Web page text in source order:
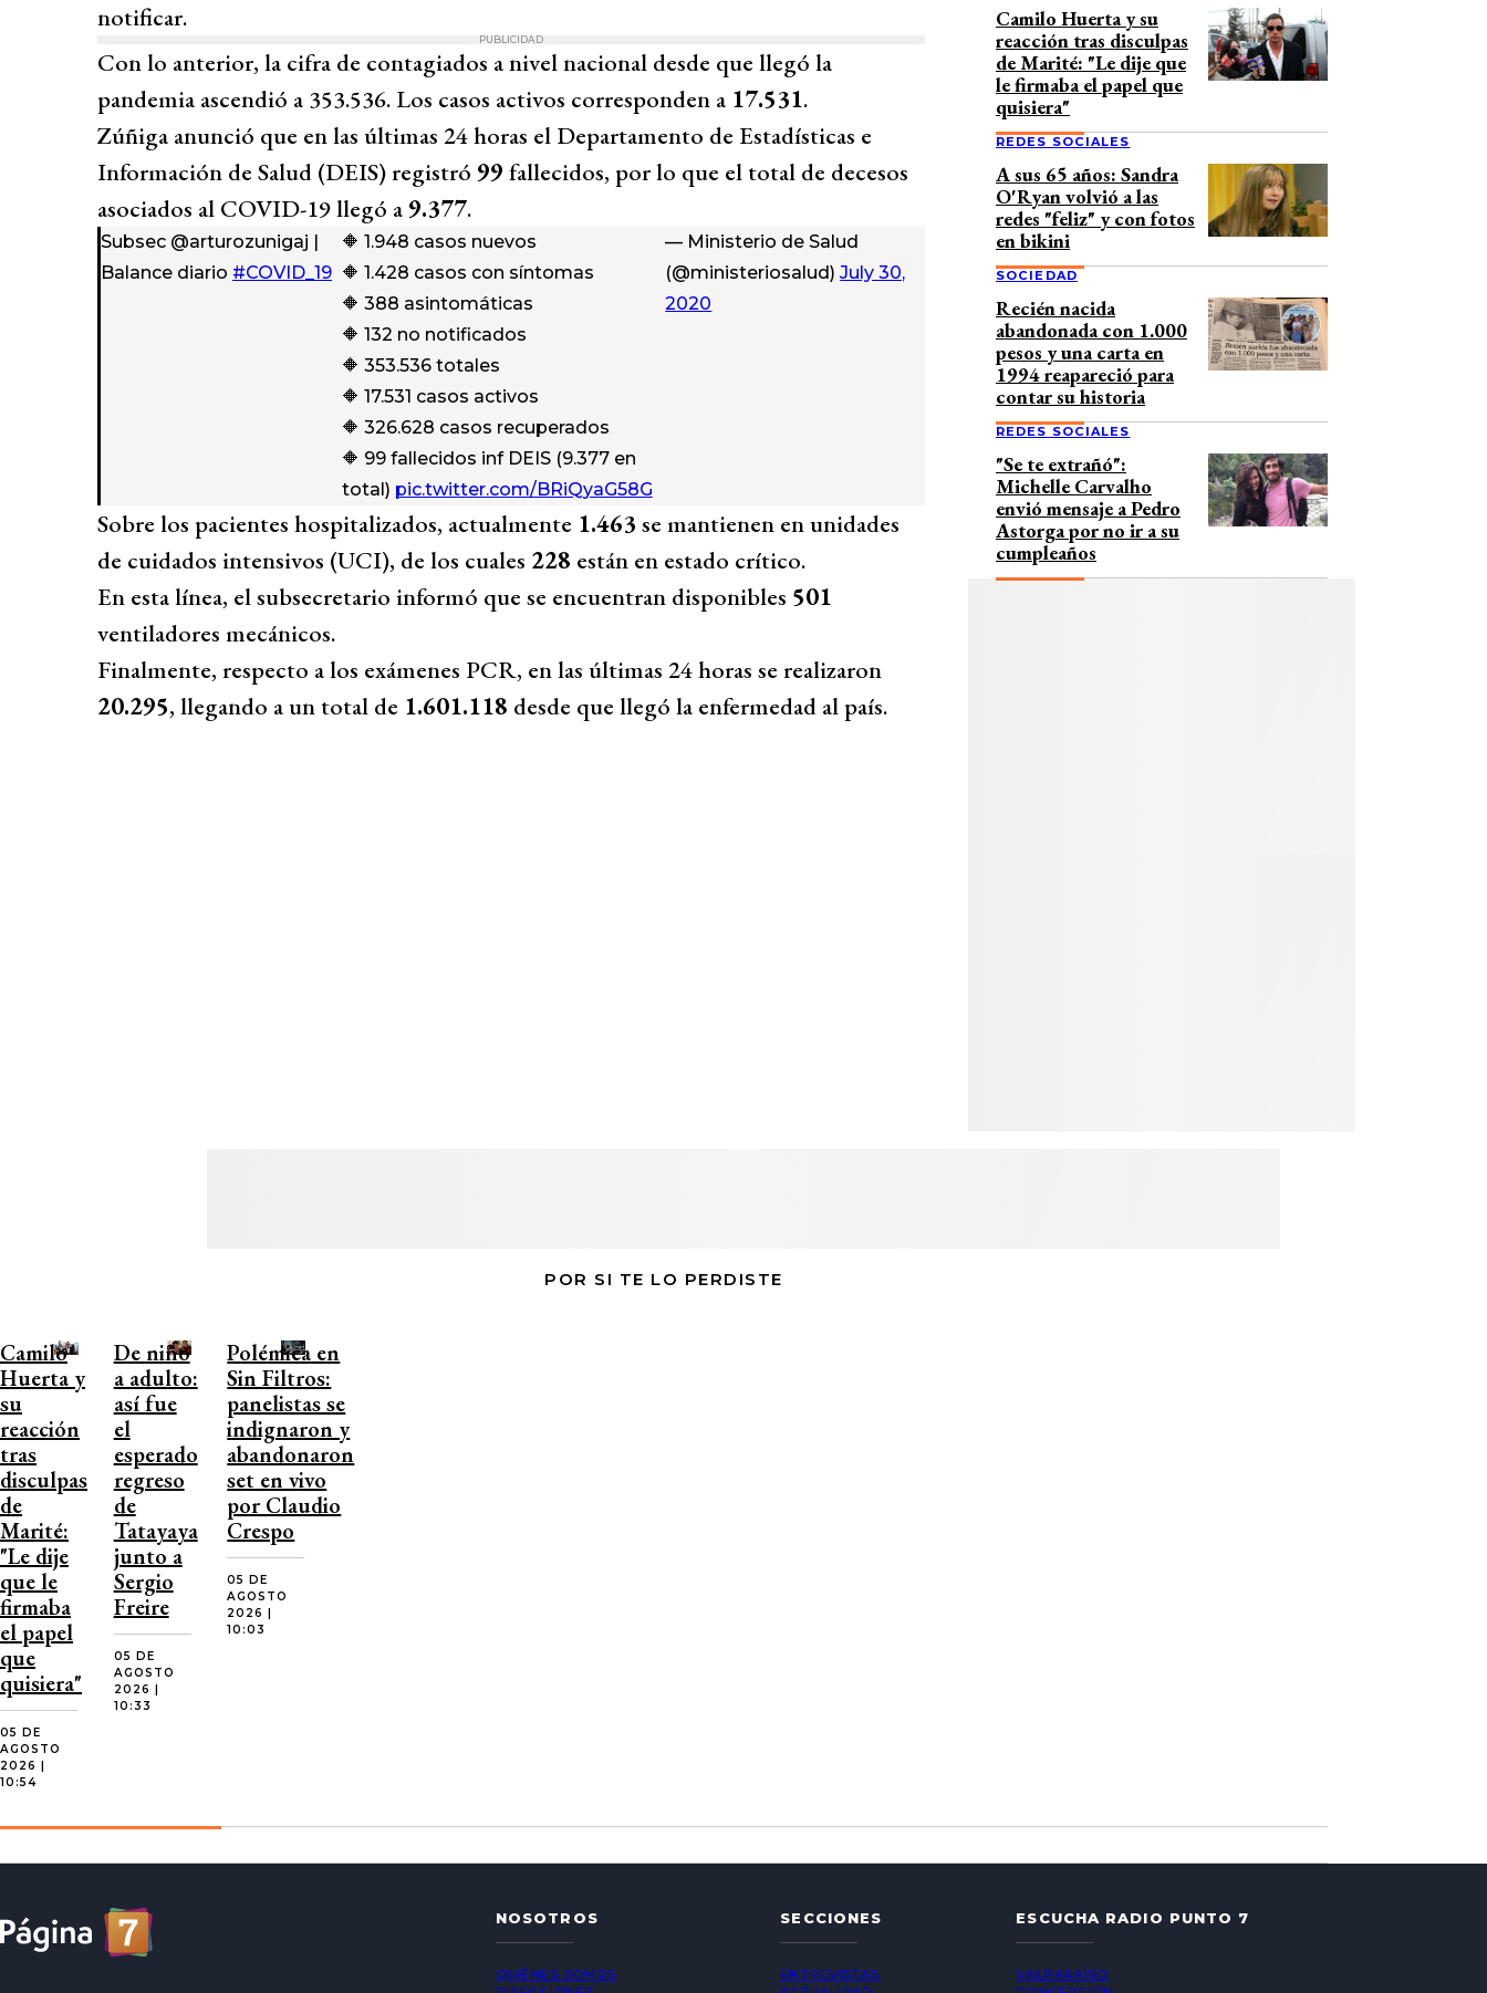
notificar.
PUBLICIDAD
Con lo anterior, la cifra de contagiados a nivel nacional desde que llegó la
pandemia ascendió a 353.536. Los casos activos corresponden a 17.531.
Zúñiga anunció que en las últimas 24 horas el Departamento de Estadísticas e
Información de Salud (DEIS) registró 99 fallecidos, por lo que el total de decesos
asociados al COVID-19 llegó a9.377.
Subsec @arturozunigaj |
Balance diario #COVID_19
🔶 1.948 casos nuevos
🔶 1.428 casos con síntomas
🔶 388 asintomáticas
🔶 132 no notificados
🔶 353.536 totales
🔶 17.531 casos activos
🔶 326.628 casos recuperados
🔶 99 fallecidos inf DEIS (9.377 en
total) pic.twitter.com/BRiQyaG58G
— Ministerio de Salud
(@ministeriosalud)July 30,
2020
Sobre los pacientes hospitalizados, actualmente 1.463 se mantienen en unidades
de cuidados intensivos (UCI), de los cuales 228 están en estado crítico.
En esta línea, el subsecretario informó que se encuentran disponibles 501
ventiladores mecánicos.
Finalmente, respecto a los exámenes PCR, en las últimas 24 horas se realizaron
20.295, llegando a un total de 1.601.118 desde que llegó la enfermedad al país.
Camilo Huerta y su
reacción tras disculpas
de Marité: "Le dije que
le firmaba el papel que
quisiera"
REDES SOCIALES
A sus 65 años: Sandra
O'Ryan volvió a las
redes "feliz" y con fotos
en bikini
SOCIEDAD
Recién nacida
abandonada con 1.000
pesos y una carta en
1994 reapareció para
contar su historia
REDES SOCIALES
"Se te extrañó":
Michelle Carvalho
envió mensaje a Pedro
Astorga por no ir a su
cumpleaños
POR SI TE LO PERDISTE
Camilo
Huerta y
su
reacción
tras
disculpas
de
Marité:
"Le dije
que le
firmaba
el papel
que
quisiera"
05 DE
AGOSTO
2026 |
10:54
De niño
a adulto:
así fue
el
esperado
regreso
de
Tatayaya
junto a
Sergio
Freire
05 DE
AGOSTO
2026 |
10:33
Polémica en
Sin Filtros:
panelistas se
indignaron y
abandonaron
set en vivo
por Claudio
Crespo
05 DE
AGOSTO
2026 |
10:03
NOSOTROS
QUIÉNES SOMOS
SECCIONES
ENTREVISTAS
ESCUCHA RADIO PUNTO 7
VALPARAÍSO